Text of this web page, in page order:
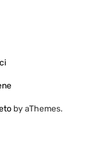
by aThemes.